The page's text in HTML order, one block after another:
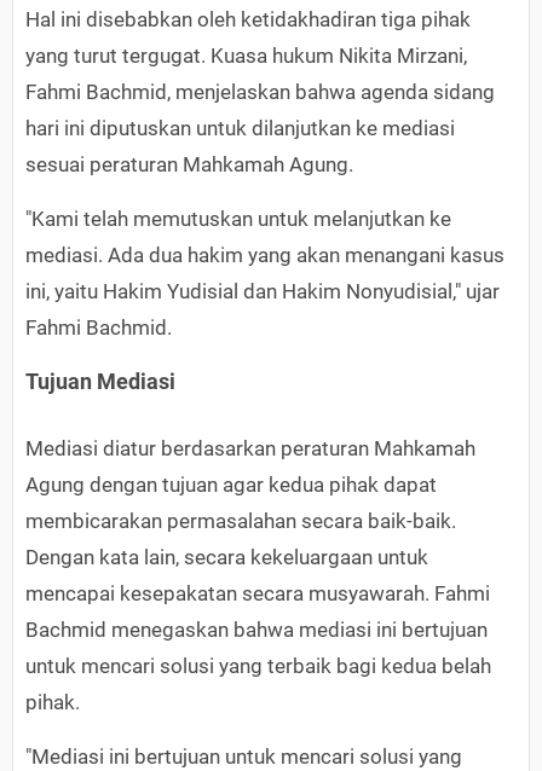
Hal ini disebabkan oleh ketidakhadiran tiga pihak
yang turut tergugat. Kuasa hukum Nikita Mirzani,
Fahmi Bachmid, menjelaskan bahwa agenda sidang
hari ini diputuskan untuk dilanjutkan ke mediasi
sesuai peraturan Mahkamah Agung.
"Kami telah memutuskan untuk melanjutkan ke
mediasi. Ada dua hakim yang akan menangani kasus
ini, yaitu Hakim Yudisial dan Hakim Nonyudisial," ujar
Fahmi Bachmid.
Tujuan Mediasi
Mediasi diatur berdasarkan peraturan Mahkamah
Agung dengan tujuan agar kedua pihak dapat
membicarakan permasalahan secara baik-baik.
Dengan kata lain, secara kekeluargaan untuk
mencapai kesepakatan secara musyawarah. Fahmi
Bachmid menegaskan bahwa mediasi ini bertujuan
untuk mencari solusi yang terbaik bagi kedua belah
pihak.
"Mediasi ini bertujuan untuk mencari solusi yang